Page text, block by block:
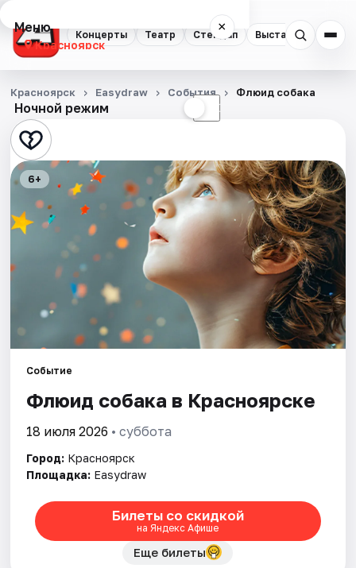
Концерты Театр Стендап Выставки
Меню ×
Красноярск
Концерты
Театр
Стендап
Выставки
Квесты
Экскурсии
Спорт
Города
Площадки
Артисты
Рейтинги
Ночной режим ☾
Красноярск Easydraw События Флюид собака
6+
Событие
Флюид собака в Красноярске
18 июля 2026 • суббота
Город: Красноярск
Площадка: Easydraw
Билеты со скидкой
на Яндекс Афише
Еще билеты